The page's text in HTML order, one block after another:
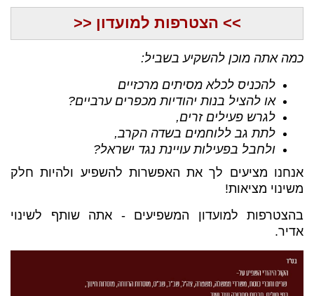
>> הצטרפות למועדון <<
כמה אתה מוכן להשקיע בשביל:
להכניס לכלא מסיתים מרכזיים
או להציל בנות יהודיות מכפרים ערביים?
לגרש פעילים זרים,
לתת גב ללוחמים בשדה הקרב,
ולחבל בפעילות עויינת נגד ישראל?
אנחנו מציעים לך את האפשרות להשפיע ולהיות חלק
משינוי מציאות!
בהצטרפות למועדון המשפיעים - אתה שותף לשינוי
אדיר.